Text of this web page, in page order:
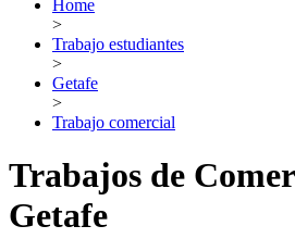
Home
>
Trabajo estudiantes
>
Getafe
>
Trabajo comercial
Trabajos de
Getafe